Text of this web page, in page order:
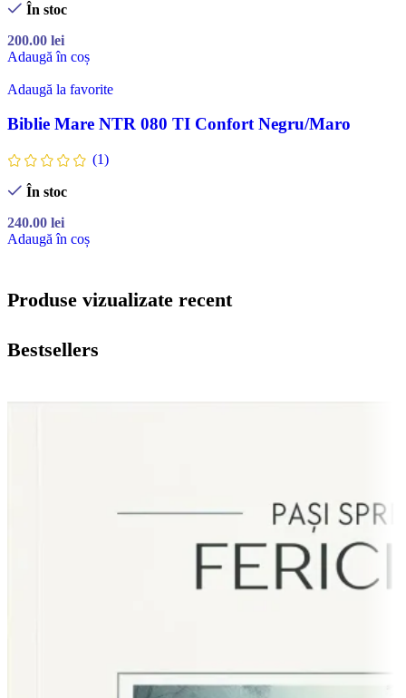
În stoc
200.00 lei
Adaugă în coș
Adaugă la favorite
Biblie Mare NTR 080 TI Confort Negru/Maro
(1)
În stoc
240.00 lei
Adaugă în coș
Produse vizualizate recent
Bestsellers